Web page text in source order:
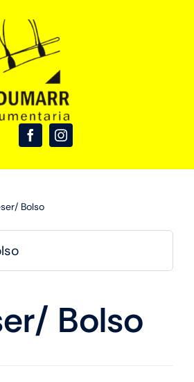
Bolso
Bolso